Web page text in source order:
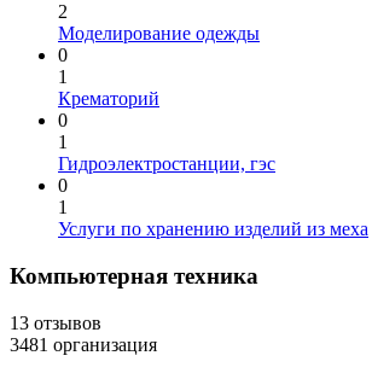
2
Моделирование одежды
0
1
Крематорий
0
1
Гидроэлектростанции, гэс
0
1
Услуги по хранению изделий из меха
Компьютерная техника
13 отзывов
3481 организация